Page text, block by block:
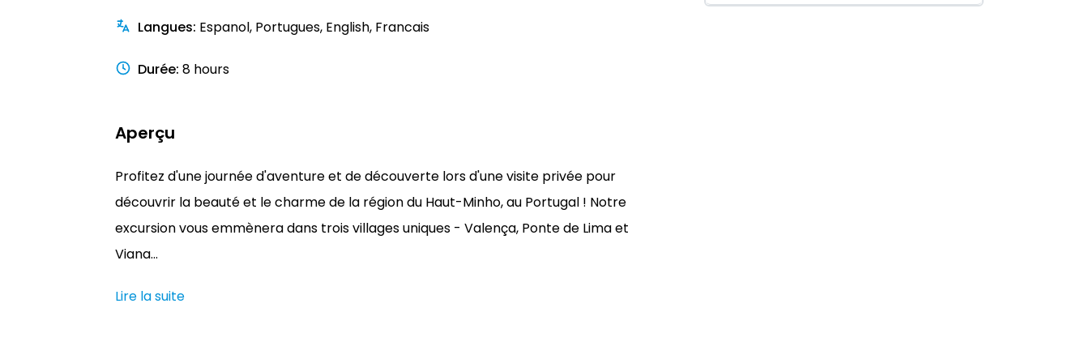
Langues: Espanol, Portugues, English, Francais
Durée: 8 hours
Aperçu
Profitez d'une journée d'aventure et de découverte lors d'une visite privée pour
découvrir la beauté et le charme de la région du Haut-Minho, au Portugal ! Notre
excursion vous emmènera dans trois villages uniques - Valença, Ponte de Lima et
Viana...
Lire la suite